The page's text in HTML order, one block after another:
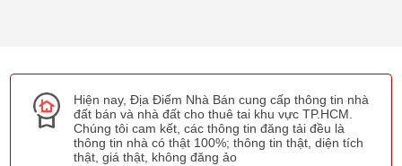
Hiện nay, Địa Điểm Nhà Bán cung cấp thông tin nhà
đất bán và nhà đất cho thuê tai khu vực TP.HCM.
Chúng tôi cam kết, các thông tin đăng tải đều là
thông tin nhà có thật 100%; thông tin thật, diện tích
thật, giá thật, không đăng ảo